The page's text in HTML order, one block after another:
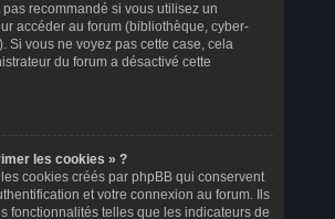
pas recommandé si vous utilisez un
accéder au forum (bibliothèque, cyber-
Si vous ne voyez pas cette case, cela
du forum a désactivé cette
les cookies » ?
cookies créés par phpBB qui conservent
et votre connexion au forum. Ils
fonctionnalités telles que les indicateurs de